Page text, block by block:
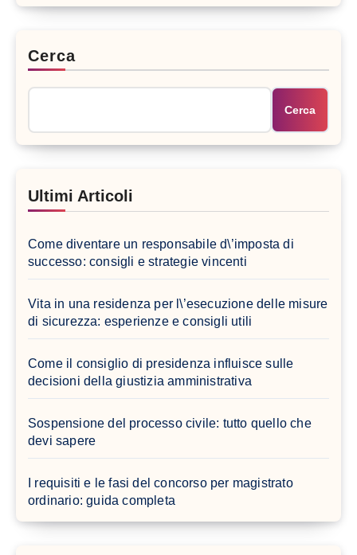
Cerca
Cerca
Ultimi Articoli
Come diventare un responsabile d\’imposta di
successo: consigli e strategie vincenti
Vita in una residenza per l\’esecuzione delle misure
di sicurezza: esperienze e consigli utili
Come il consiglio di presidenza influisce sulle
decisioni della giustizia amministrativa
Sospensione del processo civile: tutto quello che
devi sapere
I requisiti e le fasi del concorso per magistrato
ordinario: guida completa